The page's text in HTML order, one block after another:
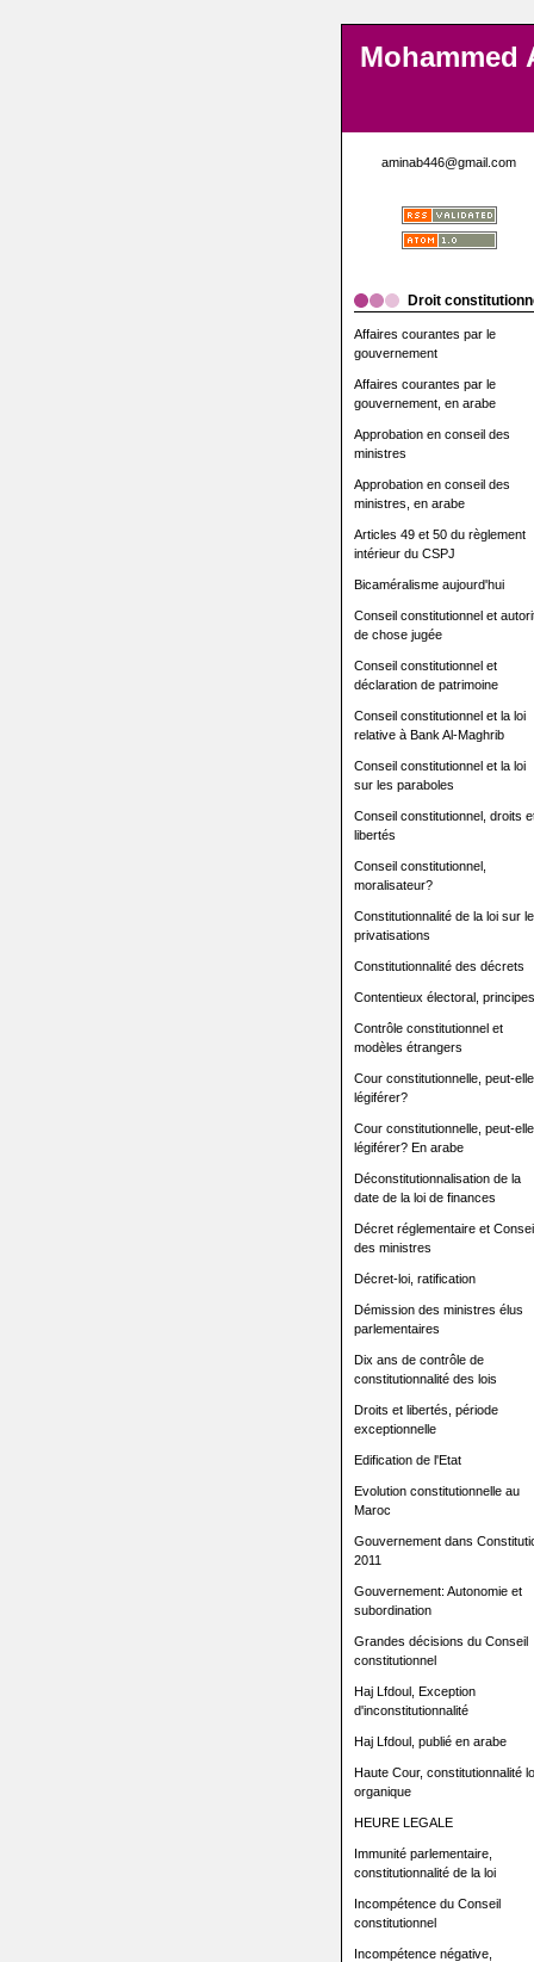
Mohammed
aminab446@gmail.com
Droit
Affaires courantes par le
gouvernement
Affaires courantes par le
gouvernement, en arabe
Approbation en conseil des
ministres
Approbation en conseil des
ministres, en arabe
Articles 49 et 50 du règlement
intérieur du CSPJ
Bicaméralisme aujourd'hui
Conseil constitutionnel et
de chose jugée
Conseil constitutionnel et
déclaration de patrimoine
Conseil constitutionnel et la loi
relative à Bank Al-Maghrib
Conseil constitutionnel et la loi
sur les paraboles
Conseil constitutionnel, droits
libertés
Conseil constitutionnel,
moralisateur?
Constitutionnalité de la loi sur
privatisations
Constitutionnalité des décrets
Contentieux électoral, principes
Contrôle constitutionnel et
modèles étrangers
Cour constitutionnelle, peut-elle
légiférer?
Cour constitutionnelle, peut-elle
légiférer? En arabe
Déconstitutionnalisation de la
date de la loi de finances
Décret réglementaire et
des ministres
Décret-loi, ratification
Démission des ministres élus
parlementaires
Dix ans de contrôle de
constitutionnalité des lois
Droits et libertés, période
exceptionnelle
Edification de l'Etat
Evolution constitutionnelle au
Maroc
Gouvernement dans
2011
Gouvernement: Autonomie et
subordination
Grandes décisions du Conseil
constitutionnel
Haj Lfdoul, Exception
d'inconstitutionnalité
Haj Lfdoul, publié en arabe
Haute Cour, constitutionnalité
organique
HEURE LEGALE
Immunité parlementaire,
constitutionnalité de la loi
Incompétence du Conseil
constitutionnel
Incompétence négative,